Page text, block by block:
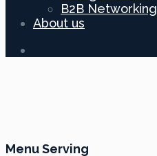
B2B Networking
About us
Menu Serving